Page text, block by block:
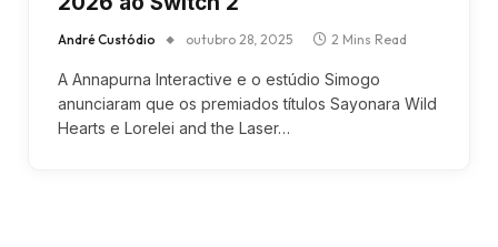
André Custódio outubro 28, 2025 2 Mins Read
A Annapurna Interactive e o estúdio Simogo
anunciaram que os premiados títulos Sayonara Wild
Hearts e Lorelei and the Laser…